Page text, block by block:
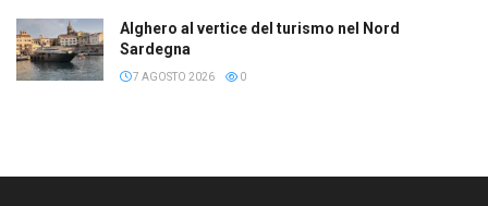
Alghero al vertice del turismo nel Nord
Sardegna
7 AGOSTO 2026 0